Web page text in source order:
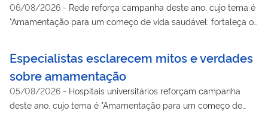
06/08/2026 - Rede reforça campanha deste ano, cujo tema é
"Amamentação para um começo de vida saudável: fortaleça o
Especialistas esclarecem mitos e verdades
sobre amamentação
05/08/2026 - Hospitais universitários reforçam campanha
deste ano, cujo tema é "Amamentação para um começo de